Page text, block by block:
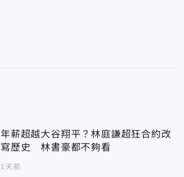
年薪超越大谷翔平？林庭謙超狂合約改
寫歷史 林書豪都不夠看
1天前